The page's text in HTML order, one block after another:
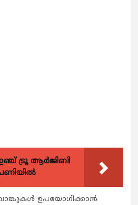
ട്രൂ ആർജിബി
ഉപയോഗിക്കാന്‍